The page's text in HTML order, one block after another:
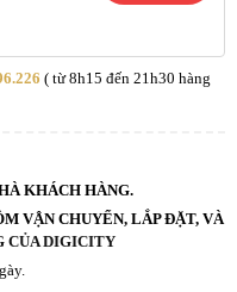
( từ 8h15 đến 21h30 hàng
KHÁCH HÀNG.
VẬN CHUYỂN, LẮP ĐẶT, VÀ
CỦA DIGICITY